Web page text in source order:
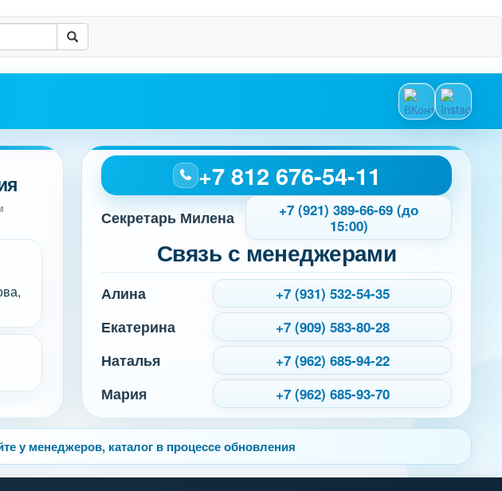
+7 812 676-54-11
Секретарь Милена
+7 (921) 389-66-69 (до
15:00)
Связь с менеджерами
Алина +7 (931) 532-54-35
Екатерина +7 (909) 583-80-28
Наталья +7 (962) 685-94-22
Мария +7 (962) 685-93-70
у менеджеров, каталог в процессе обновления